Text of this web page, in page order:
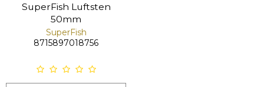
SuperFish Luftsten
50mm
SuperFish
8715897018756